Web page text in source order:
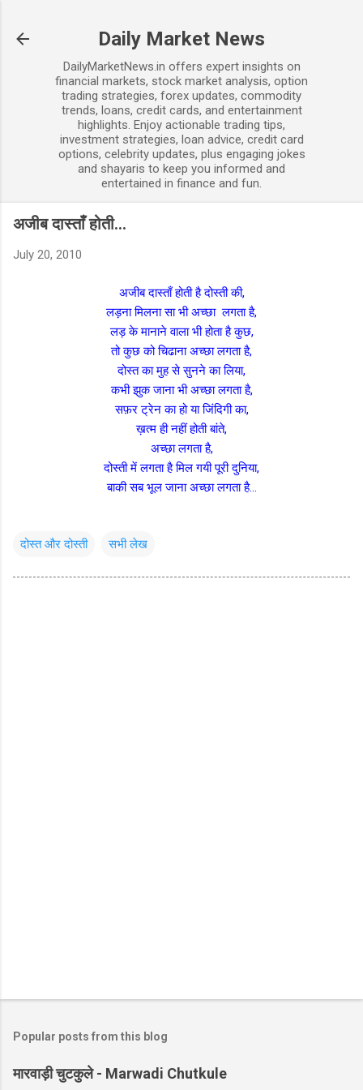
Daily Market News
DailyMarketNews.in offers expert insights on
financial markets, stock market analysis, option
trading strategies, forex updates, commodity
trends, loans, credit cards, and entertainment
highlights. Enjoy actionable trading tips,
investment strategies, loan advice, credit card
options, celebrity updates, plus engaging jokes
and shayaris to keep you informed and
entertained in finance and fun.
अजीब दास्ताँ होती...
July 20, 2010
अजीब दास्ताँ होती है दोस्ती की,
लड़ना मिलना सा भी अच्छा लगता है,
लड़ के मानाने वाला भी होता है कुछ,
तो कुछ को चिढाना अच्छा लगता है,
दोस्त का मुह से सुनने का लिया,
कभी झुक जाना भी अच्छा लगता है,
सफ़र ट्रेन का हो या जिंदिगी का,
ख़त्म ही नहीं होती बांते,
अच्छा लगता है,
दोस्ती में लगता है मिल गयी पूरी दुनिया,
बाकी सब भूल जाना अच्छा लगता है...
दोस्त और दोस्ती सभी लेख
Popular posts from this blog
मारवाड़ी चुटकुले - Marwadi Chutkule